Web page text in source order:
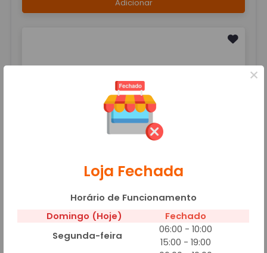
Adicionar
Adicionar
PEPSI BLACK LATA 350ML
R$ 3,50
×
Loja Fechada
Horário de Funcionamento
Domingo (Hoje)
Fechado
Segunda-feira
06:00 - 10:00
15:00 - 19:00